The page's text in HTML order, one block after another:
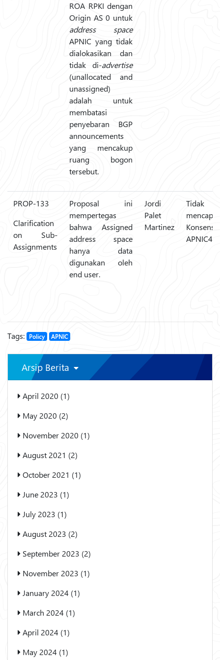
ROA RPKI dengan
Origin AS 0 untuk
address space
APNIC yang tidak
dialokasikan dan
tidak di-advertise
(unallocated and
unassigned)
adalah untuk
membatasi
penyebaran BGP
announcements
yang mencakup
ruang bogon
tersebut.
PROP-133
Clarification
on Sub-
Assignments
Proposal ini
mempertegas
bahwa Assigned
address space
hanya data
digunakan oleh
end user.
Jordi
Palet
Martinez
Tidak
mencapai
APNIC49
Tags: Policy APNIC
Arsip Berita
April 2020 (1)
May 2020 (2)
November 2020 (1)
August 2021 (2)
October 2021 (1)
June 2023 (1)
July 2023 (1)
August 2023 (2)
September 2023 (2)
November 2023 (1)
January 2024 (1)
March 2024 (1)
April 2024 (1)
May 2024 (1)